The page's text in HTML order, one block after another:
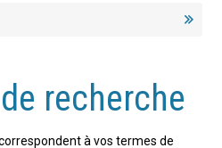
recherche
à vos termes de